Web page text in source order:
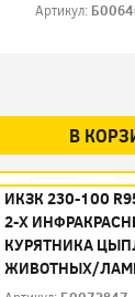
Артикул:
В
ИКЗК 230-100
2-Х
КУРЯТНИКА
ЖИВОТНЫХ/